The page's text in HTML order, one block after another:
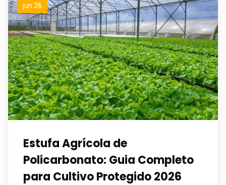
jun 26
Estufa Agrícola de
Policarbonato: Guia Completo
para Cultivo Protegido 2026